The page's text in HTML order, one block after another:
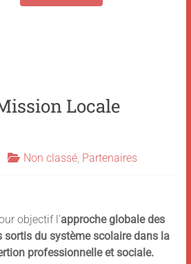
Locale
Non classé, Partenaires
objectif l’approche globale des
sortis du système scolaire dans la
professionnelle et sociale.